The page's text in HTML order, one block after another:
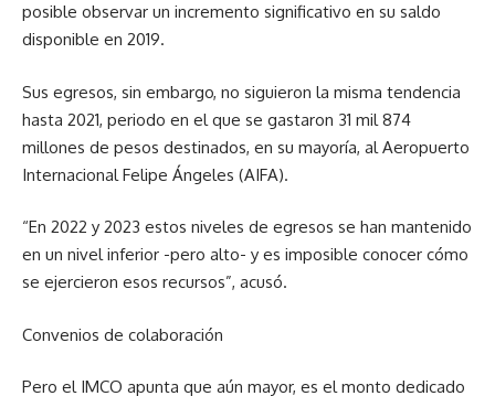
posible observar un incremento significativo en su saldo
disponible en 2019.
Sus egresos, sin embargo, no siguieron la misma tendencia
hasta 2021, periodo en el que se gastaron 31 mil 874
millones de pesos destinados, en su mayoría, al Aeropuerto
Internacional Felipe Ángeles (AIFA).
“En 2022 y 2023 estos niveles de egresos se han mantenido
en un nivel inferior -pero alto- y es imposible conocer cómo
se ejercieron esos recursos”, acusó.
Convenios de colaboración
Pero el IMCO apunta que aún mayor, es el monto dedicado